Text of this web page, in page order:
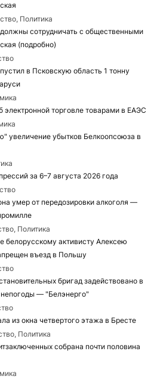
Политика
сотрудничать с общественными
(подробно)
в Псковскую область 1 тонну
электронной торговле товарами в ЕАЭС
увеличение убытков Белкоопсоюза в
за 6–7 августа 2026 года
умер от передозировки алкоголя —
Политика
активисту Алексею
въезд в Польшу
бригад задействовано в
— "Белэнерго"
из окна четвертого этажа в Бресте
Политика
собрана почти половина